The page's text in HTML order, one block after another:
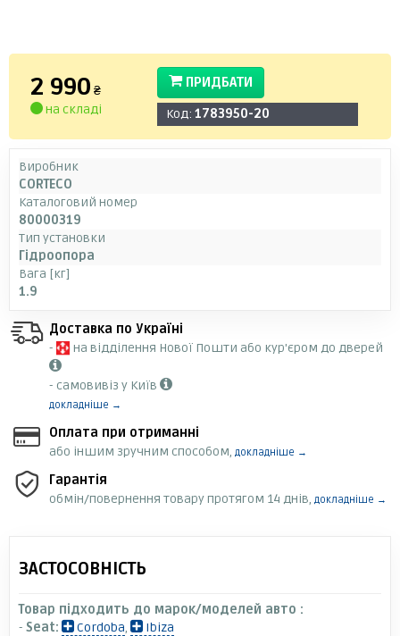
2 990 ₴
на складі
ПРИДБАТИ
Код: 1783950-20
Виробник
CORTECO
Каталоговий номер
80000319
Тип установки
Гідроопора
Вага [кг]
1.9
Доставка по Україні
-
на відділення Нової Пошти або кур'єром до дверей
- самовивіз у Київ
докладніше →
Оплата при отриманні
або іншим зручним способом, докладніше →
Гарантія
обмін/повернення товару протягом 14 днів, докладніше →
ЗАСТОСОВНІСТЬ
Товар підходить до марок/моделей авто :
- Seat: Cordoba,
Ibiza